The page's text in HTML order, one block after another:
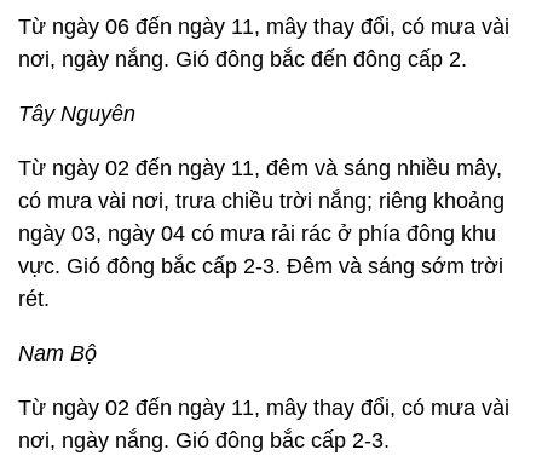
Từ ngày 06 đến ngày 11, mây thay đổi, có mưa vài
nơi, ngày nắng. Gió đông bắc đến đông cấp 2.
Tây Nguyên
Từ ngày 02 đến ngày 11, đêm và sáng nhiều mây,
có mưa vài nơi, trưa chiều trời nắng; riêng khoảng
ngày 03, ngày 04 có mưa rải rác ở phía đông khu
vực. Gió đông bắc cấp 2-3. Đêm và sáng sớm trời
rét.
Nam Bộ
Từ ngày 02 đến ngày 11, mây thay đổi, có mưa vài
nơi, ngày nắng. Gió đông bắc cấp 2-3.